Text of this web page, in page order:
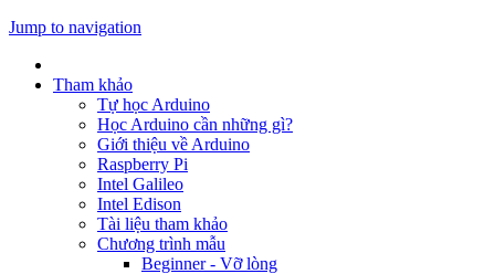
Jump to navigation
Tham khảo
Tự học Arduino
Học Arduino cần những gì?
Giới thiệu về Arduino
Raspberry Pi
Intel Galileo
Intel Edison
Tài liệu tham khảo
Chương trình mẫu
Beginner - Vỡ lòng